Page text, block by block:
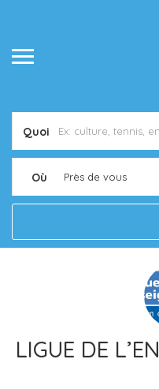
Quoi
Où Près de vous
LIGUE DE